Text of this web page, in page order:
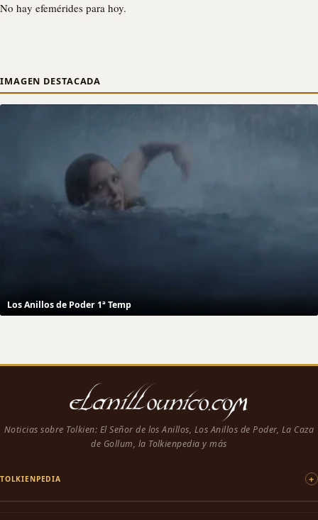
No hay efemérides para hoy.
IMAGEN DESTACADA
Los Anillos de Poder 1ª Temp
Noticias sobre Tolkien: El Señor de los Anillos, Los Anillos de Poder, La Caza
de Gollum, la Tolkienpedia y más
TOLKIENPEDIA